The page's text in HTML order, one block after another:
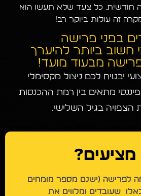
חודשית. כל צעד שלא תעשו הוא
זה עולות ביוקר רב!
בפני פרישה
חשוב ביותר להיערך
מבעוד מועד!
יבטיח לכם ניצול מקסימלי
מתאים בין רמת ההכנסות
בגיל השלישי.
מציעים?
לפרישה (ישנם מספר מומחים
שעובדים ומלווים את